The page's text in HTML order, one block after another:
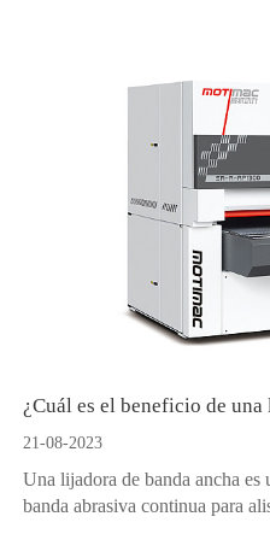
podría ser la mejor opción para
¿Cuál es el beneficio de
21-08-2023
Una lijadora de banda ancha es
banda abrasiva continua para